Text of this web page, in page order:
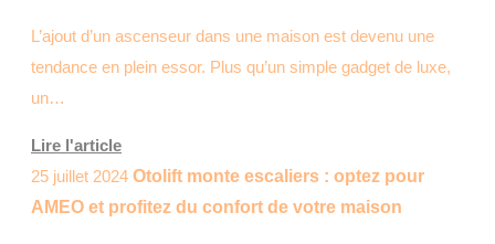
L’ajout d’un ascenseur dans une maison est devenu une
tendance en plein essor. Plus qu’un simple gadget de luxe,
un…
Lire l'article
25 juillet 2024 Otolift monte escaliers : optez pour
AMEO et profitez du confort de votre maison